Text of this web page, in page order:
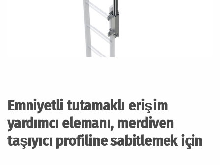
Emniyetli tutamaklı erişim
yardımcı elemanı, merdiven
taşıyıcı profiline sabitlemek için
git